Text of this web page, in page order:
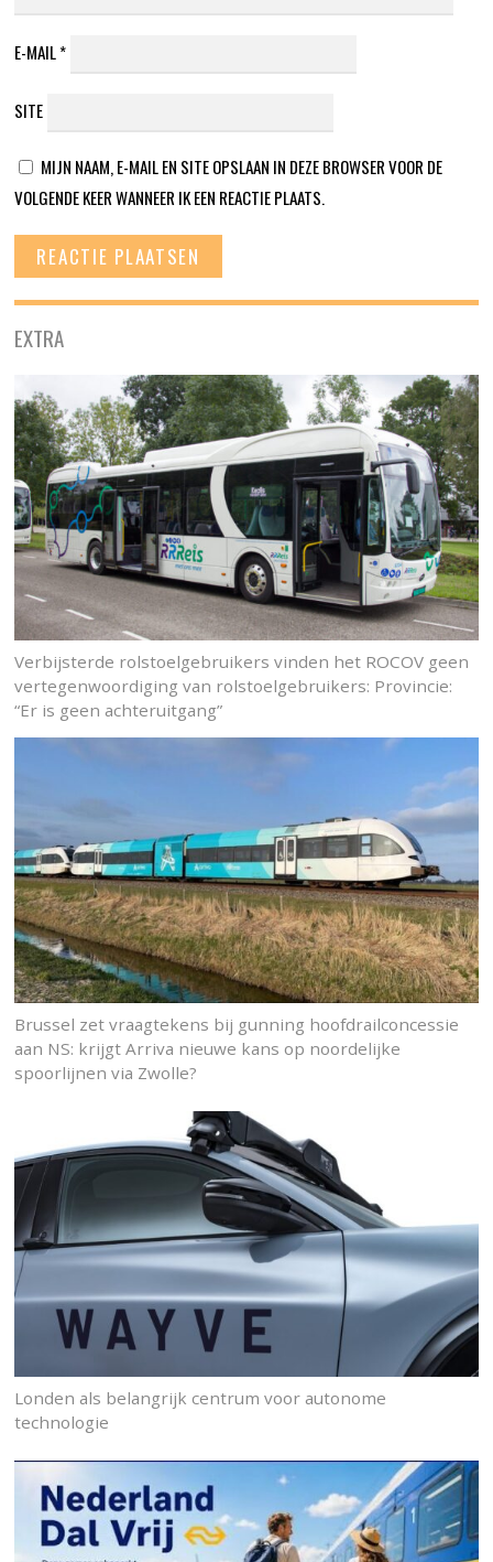
E-MAIL*
SITE
MIJN NAAM, E-MAIL EN SITE OPSLAAN IN DEZE BROWSER VOOR DE
VOLGENDE KEER WANNEER IK EEN REACTIE PLAATS.
EXTRA
Verbijsterde rolstoelgebruikers vinden het ROCOV geen
vertegenwoordiging van rolstoelgebruikers: Provincie:
“Er is geen achteruitgang”
Brussel zet vraagtekens bij gunning hoofdrailconcessie
aan NS: krijgt Arriva nieuwe kans op noordelijke
spoorlijnen via Zwolle?
Londen als belangrijk centrum voor autonome
technologie